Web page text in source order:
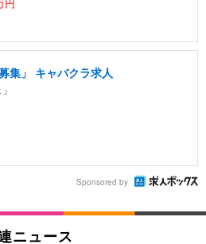
円
集」 キャバクラ求人
Sponsored by
ニュース